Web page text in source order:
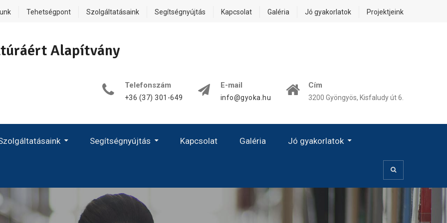
Tehetségpont Szolgáltatásaink Segítségnyújtás Kapcsolat Galéria Jó gyakorlatok Projektjeink
Alapítvány
Telefonszám
+36 (37) 301-649
E-mail
info@gyoka.hu
Cím
3200 Gyöngyös, Kisfaludy út 6.
Segítségnyújtás Kapcsolat Galéria Jó gyakorlatok